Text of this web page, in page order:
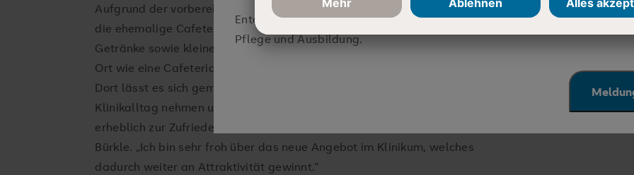
Entdecke echte Karrierechancen für Einsteiger & Profis in den Bereichen
Pflege und Ausbildung.
Aufgrund der vorbereitenden Baumaßnahmen für den Klinikneubau musste
die ehemalige Cafeteria im Jahr 2021 geschlossen werden. Seitdem gab es
Getränke sowie kleinere Snacks über Automaten zu erwerben. „Ein zentraler
Ort wie eine Cafeteria ist unermesslich für die Genesung von Patient:innen.
Dort lässt es sich gemeinsam mit den Angehörigen eine Auszeit vom
Klinikalltag nehmen und neue Kraft tanken. Darüber hinaus trägt ein Café
erheblich zur Zufriedenheit von Mitarbeitenden bei“, so Landrätin Stefanie
Bürkle. „Ich bin sehr froh über das neue Angebot im Klinikum, welches
dadurch weiter an Attraktivität gewinnt.“